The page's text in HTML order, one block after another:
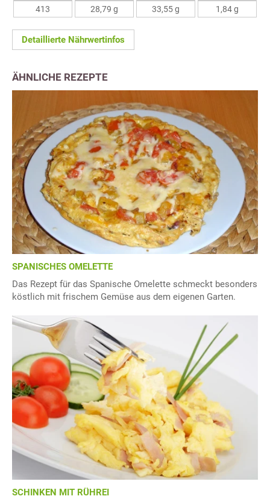
413 28,79 g 33,55 g 1,84 g
Detaillierte Nährwertinfos
ÄHNLICHE REZEPTE
SPANISCHES OMELETTE
Das Rezept für das Spanische Omelette schmeckt besonders
köstlich mit frischem Gemüse aus dem eigenen Garten.
SCHINKEN MIT RÜHREI